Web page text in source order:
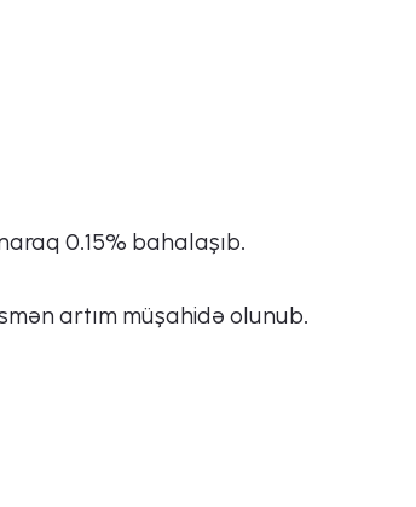
0.15% bahalaşıb.
artım müşahidə olunub.